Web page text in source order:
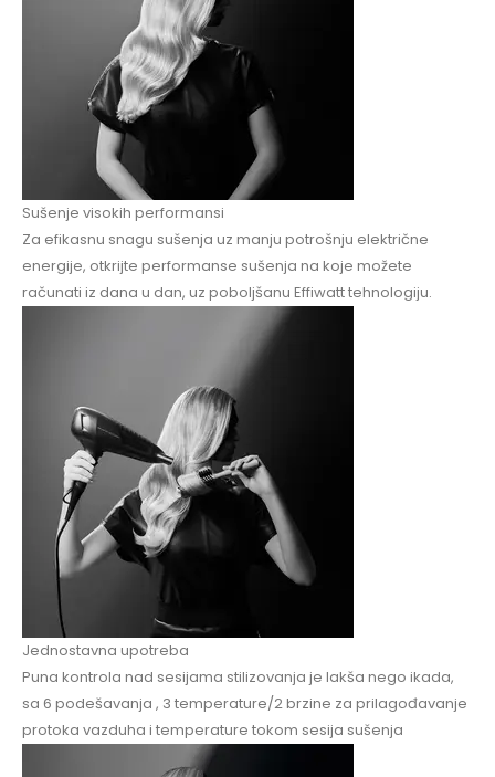
Sušenje visokih performansi
Za efikasnu snagu sušenja uz manju potrošnju električne
energije, otkrijte performanse sušenja na koje možete
računati iz dana u dan, uz poboljšanu Effiwatt tehnologiju.
Jednostavna upotreba
Puna kontrola nad sesijama stilizovanja je lakša nego ikada,
sa 6 podešavanja , 3 temperature/2 brzine za prilagođavanje
protoka vazduha i temperature tokom sesija sušenja